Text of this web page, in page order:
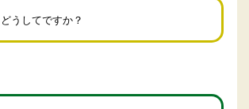
どうしてですか？